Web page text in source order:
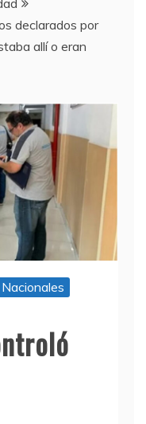
declarados por
allí o eran
Nacionales